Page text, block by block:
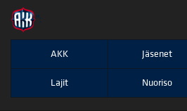
";
AKK Jäsenet
Lajit Nuoriso